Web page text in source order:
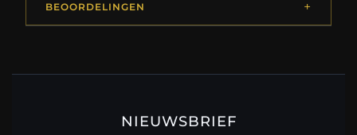
BEOORDELINGEN
NIEUWSBRIEF